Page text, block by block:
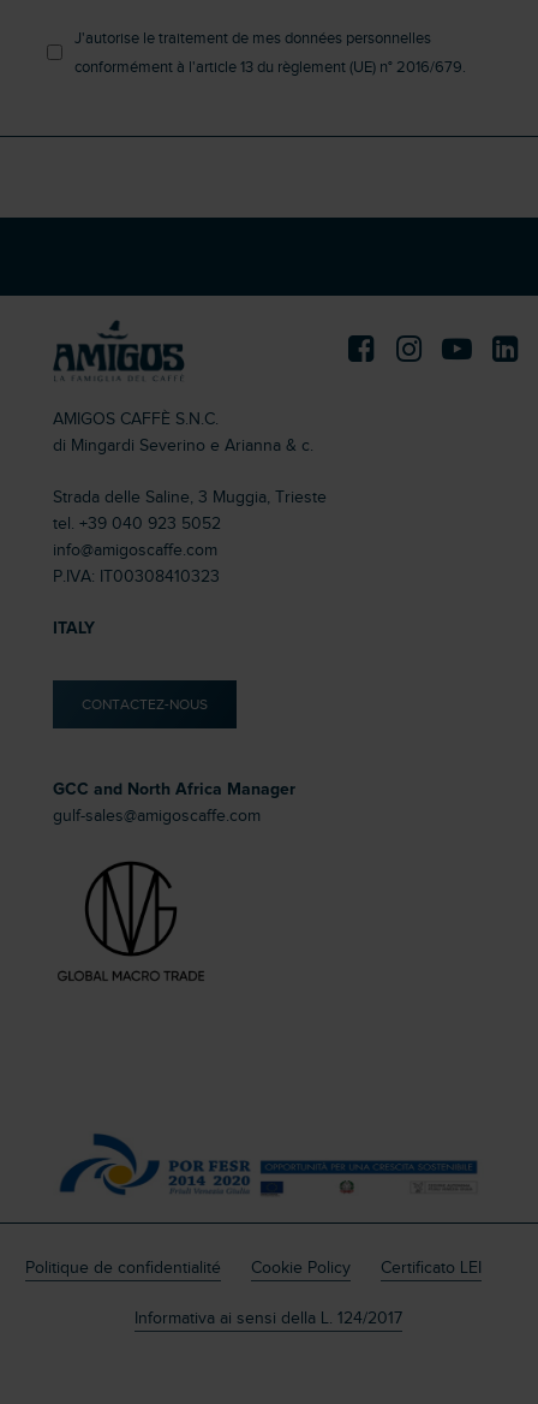
AMIGOS CAFFÈ S.N.C.
di Mingardi Severino e Arianna & c.
Strada delle Saline, 3 Muggia, Trieste
tel. +39 040 923 5052
info@amigoscaffe.com
P.IVA: IT00308410323
ITALY
CONTACTEZ-NOUS
GCC and North Africa Manager
gulf-sales@amigoscaffe.com
Politique de confidentialité Cookie Policy Certificato LEI
Informativa ai sensi della L. 124/2017
J'autorise le traitement de mes données personnelles
conformément à l'article 13 du règlement (UE) n° 2016/679.